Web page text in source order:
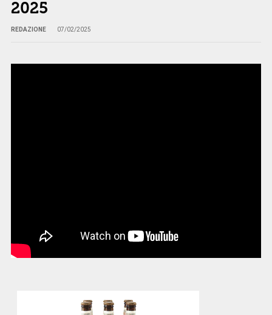
2025
REDAZIONE 07/02/2025